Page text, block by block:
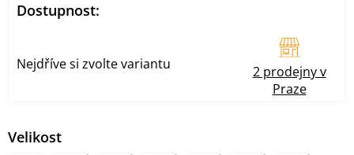
Velikost
Dostupnost:
Nejdříve si zvolte variantu
2 prodejny v
Praze